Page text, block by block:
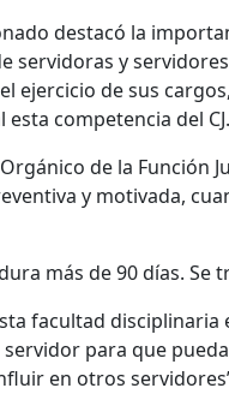
destacó la
servidoras y
ejercicio de sus
competencia del CJ.
de la Función
y motivada,
más de 90 días.
facultad
para que
en otros